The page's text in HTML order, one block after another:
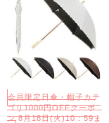
会員限定日傘・帽子カテ
ゴリ1000円OFFクーポ
ン 8月18日(火)10：59ま